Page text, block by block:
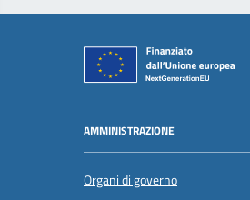
AMMINISTRAZIONE
Organi di governo